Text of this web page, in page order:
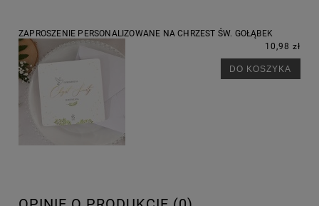
ZAPROSZENIE PERSONALIZOWANE NA CHRZEST ŚW. GOŁĄBEK
10,98 zł
DO KOSZYKA